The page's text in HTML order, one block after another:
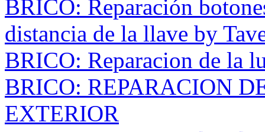
BRICO: Reparación
distancia de la llave by
BRICO: Reparacion de la
BRICO: REPARACION
EXTERIOR